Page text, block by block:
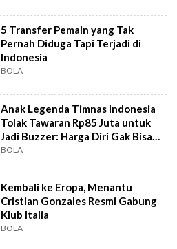
5 Transfer Pemain yang Tak
Pernah Diduga Tapi Terjadi di
Indonesia
BOLA
Anak Legenda Timnas Indonesia
Tolak Tawaran Rp85 Juta untuk
Jadi Buzzer: Harga Diri Gak Bisa
Dibeli
BOLA
Kembali ke Eropa, Menantu
Cristian Gonzales Resmi Gabung
Klub Italia
BOLA